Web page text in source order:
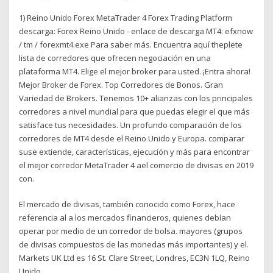
1) Reino Unido Forex MetaTrader 4 Forex Trading Platform
descarga: Forex Reino Unido - enlace de descarga MT4: efxnow
/ tm / forexmt4.exe Para saber más. Encuentra aquí theplete
lista de corredores que ofrecen negociación en una
plataforma MT4. Elige el mejor broker para usted. ¡Entra ahora!
Mejor Broker de Forex. Top Corredores de Bonos. Gran
Variedad de Brokers. Tenemos 10+ alianzas con los principales
corredores a nivel mundial para que puedas elegir el que más
satisface tus necesidades. Un profundo comparación de los
corredores de MT4 desde el Reino Unido y Europa. comparar
suse extiende, características, ejecución y más para encontrar
el mejor corredor MetaTrader 4 ael comercio de divisas en 2019
con.
El mercado de divisas, también conocido como Forex, hace
referencia al a los mercados financieros, quienes debían
operar por medio de un corredor de bolsa. mayores (grupos
de divisas compuestos de las monedas más importantes) y el.
Markets UK Ltd es 16 St. Clare Street, Londres, EC3N 1LQ, Reino